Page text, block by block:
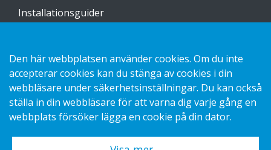
Installationsguider
Kontakta oss
Hantering av personuppgifter GDPR
Kakor
Den här webbplatsen använder cookies. Om du inte
accepterar cookies kan du stänga av cookies i din
webbläsare under säkerhetsinställningar. Du kan också
ställa in din webbläsare för att varna dig varje gång en
webbplats försöker lägga en cookie på din dator.